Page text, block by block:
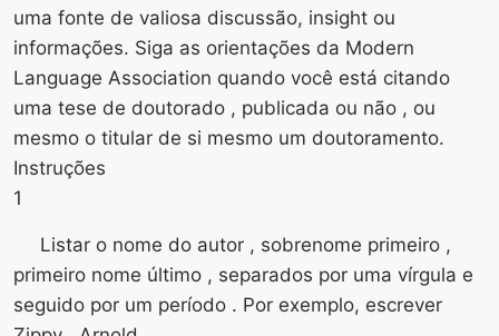
uma fonte de valiosa discussão, insight ou
informações. Siga as orientações da Modern
Language Association quando você está citando
uma tese de doutorado , publicada ou não , ou
mesmo o titular de si mesmo um doutoramento.
Instruções
1
Listar o nome do autor , sobrenome primeiro ,
primeiro nome último , separados por uma vírgula e
seguido por um período . Por exemplo, escrever